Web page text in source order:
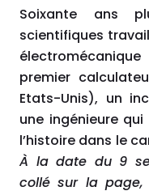
Soixante ans
scientifiques
premier
Etats-Unis), un
une ingénieure
l’histoire dans le
À la date du 9
collé sur la page,